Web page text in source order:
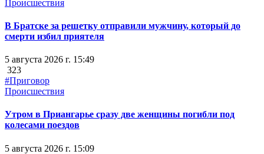
Происшествия
В Братске за решетку отправили мужчину, который до
смерти избил приятеля
5 августа 2026 г. 15:49
323
#Приговор
Происшествия
Утром в Приангарье сразу две женщины погибли под
колесами поездов
5 августа 2026 г. 15:09